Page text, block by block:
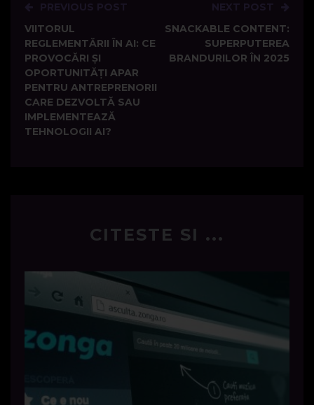
Post
navigation
PREVIOUS POST
VIITORUL
REGLEMENTĂRII ÎN AI: CE
PROVOCĂRI ȘI
OPORTUNITĂȚI APAR
PENTRU ANTREPRENORII
CARE DEZVOLTĂ SAU
IMPLEMENTEAZĂ
TEHNOLOGII AI?
NEXT POST
SNACKABLE CONTENT:
SUPERPUTEREA
BRANDURILOR ÎN 2025
CITESTE SI ...